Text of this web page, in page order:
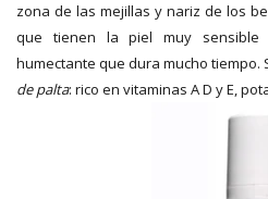
zona de las mejillas y nariz de los
que tienen la piel muy
humectante que dura mucho tiempo.
de palta: rico en vitaminas A D y E,